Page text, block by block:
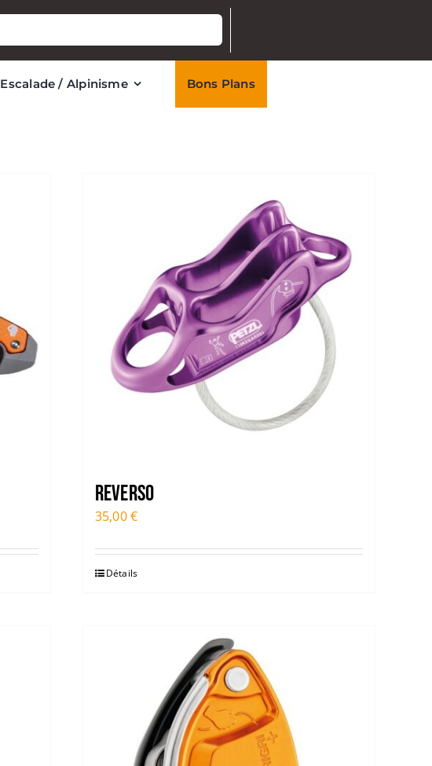
Escalade / Alpinisme Bons Plans
Reverso
35,00€
Détails